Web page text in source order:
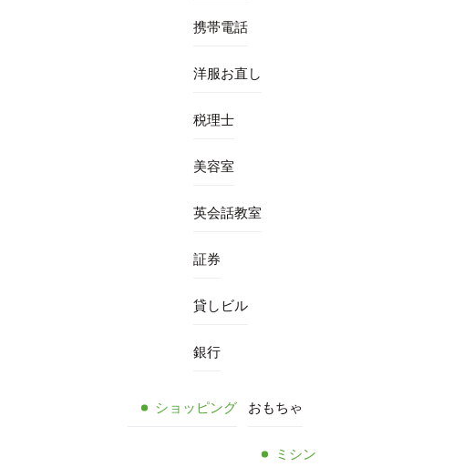
携帯電話
洋服お直し
税理士
美容室
英会話教室
証券
貸しビル
銀行
ショッピング おもちゃ
ミシン